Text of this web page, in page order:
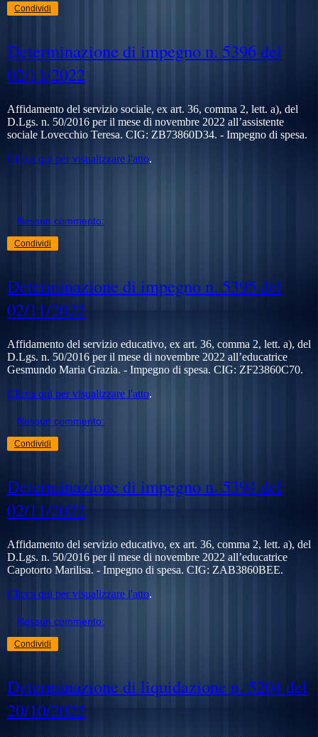
Condividi
Determinazione di impegno n. 5396 del
02/11/2022
Affidamento del servizio sociale, ex art. 36, comma 2, lett. a), del
D.Lgs. n. 50/2016 per il mese di novembre 2022 all’assistente
sociale Lovecchio Teresa. CIG: ZB73860D34. - Impegno di spesa.
Clicca qui per visualizzare l'atto.
Nessun commento:
Condividi
Determinazione di impegno n. 5395 del
02/11/2022
Affidamento del servizio educativo, ex art. 36, comma 2, lett. a), del
D.Lgs. n. 50/2016 per il mese di novembre 2022 all’educatrice
Gesmundo Maria Grazia. - Impegno di spesa. CIG: ZF23860C70.
Clicca qui per visualizzare l'atto.
Nessun commento:
Condividi
Determinazione di impegno n. 5394 del
02/11/2022
Affidamento del servizio educativo, ex art. 36, comma 2, lett. a), del
D.Lgs. n. 50/2016 per il mese di novembre 2022 all’educatrice
Capotorto Marilisa. - Impegno di spesa. CIG: ZAB3860BEE.
Clicca qui per visualizzare l'atto.
Nessun commento:
Condividi
Determinazione di liquidazione n. 5204 del
20/10/2022